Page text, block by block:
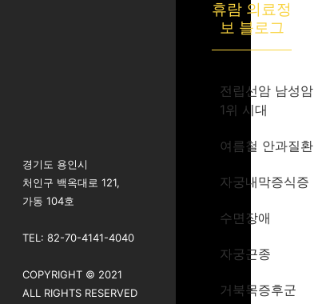
경기도 용인시
처인구 백옥대로 121,
가동 104호
TEL: 82-70-4141-4040
COPYRIGHT © 2021
ALL RIGHTS RESERVED
휴람 의료정
보 블로그
전립선암 남성암
1위 시대
여름철 안과질환
자궁내막증식증
수면장애
자궁근종
거북목증후군